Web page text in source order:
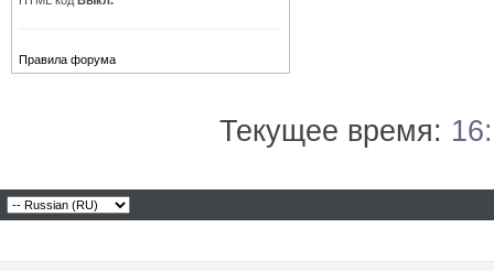
Правила форума
Текущее время: